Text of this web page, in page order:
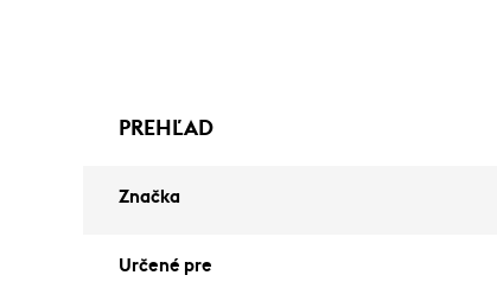
PREHĽAD
Značka
Určené pre